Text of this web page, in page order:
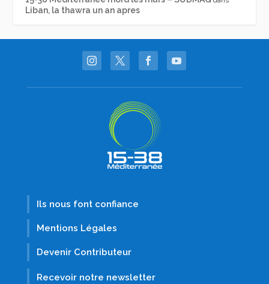
Liban, la thawra un an apres
Ils nous font confiance
Mentions Légales
Devenir Contributeur
Recevoir notre newsletter